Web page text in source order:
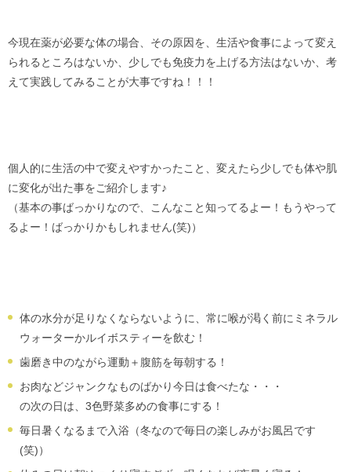
今現在薬が必要な体の場合、その原因を、生活や食事によって変え
られるところはないか、少しでも免疫力を上げる方法はないか、考
えて実践してみることが大事ですね！！！
個人的に生活の中で変えやすかったこと、変えたら少しでも体や肌
に変化が出た事をご紹介します♪
（基本の事ばっかりなので、こんなこと知ってるよー！もうやって
るよー！ばっかりかもしれません(笑)）
体の水分が足りなくならないように、常に喉が渇く前にミネラル
ウォーターかルイボスティーを飲む！
歯磨き中のながら運動＋腹筋を毎朝する！
お肉などジャンクなものばかり今日は食べたな・・・
の次の日は、3色野菜多めの食事にする！
毎日暑くなるまで入浴（冬なので毎日の楽しみがお風呂です
(笑)）